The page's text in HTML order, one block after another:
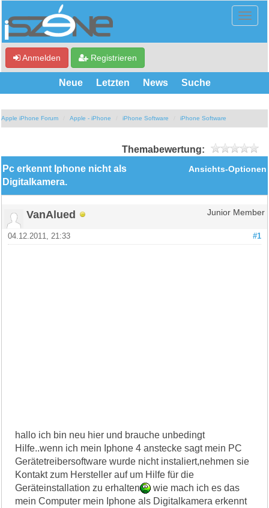
Anmelden Registrieren
Neue Letzten News Suche
Apple iPhone Forum Apple - iPhone iPhone Software iPhone Software
Themabewertung:
Ansichts-Optionen
Pc erkennt Iphone nicht als
Digitalkamera.
VanAlued Junior Member
#1
04.12.2011, 21:33
hallo ich bin neu hier und brauche unbedingt
Hilfe..wenn ich mein Iphone 4 anstecke sagt mein PC
Gerätetreibersoftware wurde nicht instaliert,nehmen sie
Kontakt zum Hersteller auf um Hilfe für die
Geräteinstallation zu erhalten
wie mach ich es das
mein Computer mein Iphone als Digitalkamera erkennt